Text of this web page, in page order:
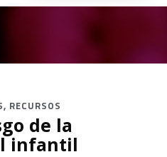
, RECURSOS
de la
infantil